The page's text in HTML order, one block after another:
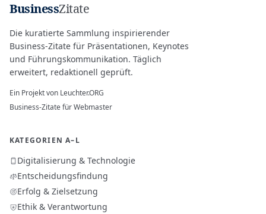
BusinessZitate
Die kuratierte Sammlung inspirierender
Business-Zitate für Präsentationen, Keynotes
und Führungskommunikation. Täglich
erweitert, redaktionell geprüft.
Ein Projekt von Leuchter.ORG
Business-Zitate für Webmaster
KATEGORIEN A–L
Digitalisierung & Technologie
Entscheidungsfindung
Erfolg & Zielsetzung
Ethik & Verantwortung